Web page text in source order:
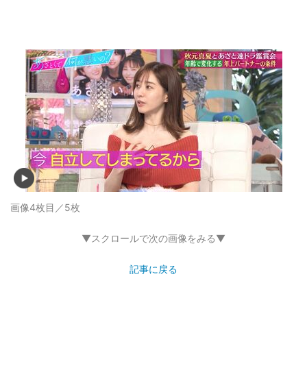
画像4枚目／5枚
▼スクロールで次の画像をみる▼
記事に戻る